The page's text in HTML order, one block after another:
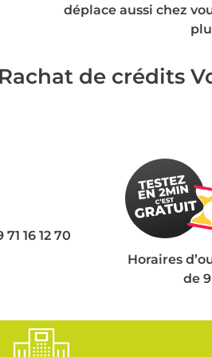
déplace aussi chez
Rachat de crédits
16 12 70
Horaires
de